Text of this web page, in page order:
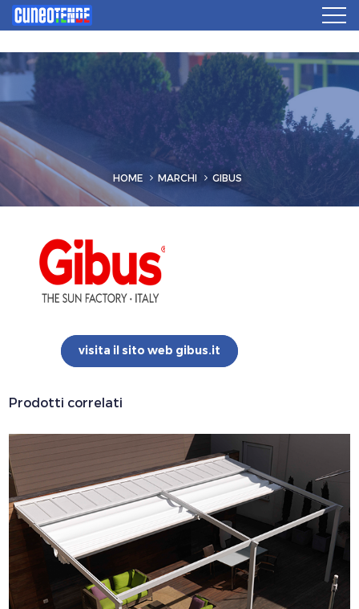
HOME MARCHI GIBUS
visita il sito web gibus.it
Prodotti correlati